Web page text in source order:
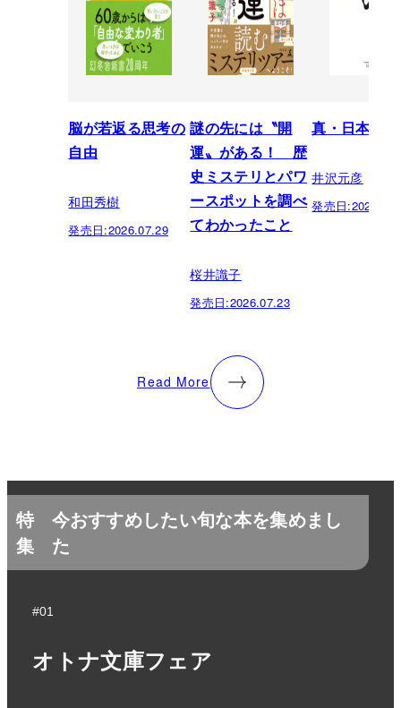
脳が若返る思考の
自由
和田秀樹
発売日:2026.07.29
謎の先には〝開
運〟がある！ 歴
史ミステリとパワ
ースポットを調べ
てわかったこと
桜井識子
発売日:2026.07.23
真・日本の
井沢元彦
発売日:
Read More
特
集
今おすすめしたい旬な本を集めまし
た
#01
オトナ文庫フェア